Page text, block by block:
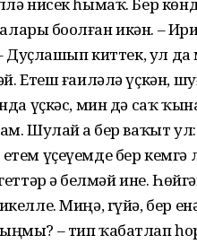
боҙолған икән. –
Дуҫлашып киттек, ул да
Етеш ғаиләлә үҫкән,
үҫкәс, мин дә саҡ
Шулай ҙа бер ваҡыт ул:
үҫеүемде бер кемгә
ҙә белмәй ине.
Миңә, гүйә, бер
– тип ҡабатлап